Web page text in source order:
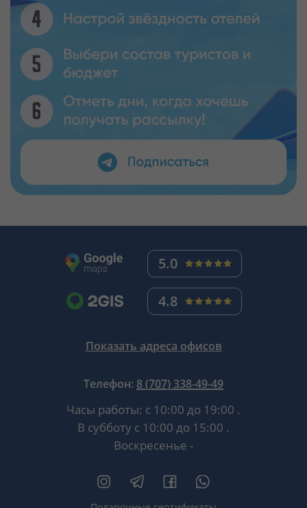
5.0
4.8
Показать адреса офисов
Телефон: 8 (707) 338-49-49
Часы работы: с 10:00 до 19:00 .
В субботу с 10:00 до 15:00 .
Воскресенье -